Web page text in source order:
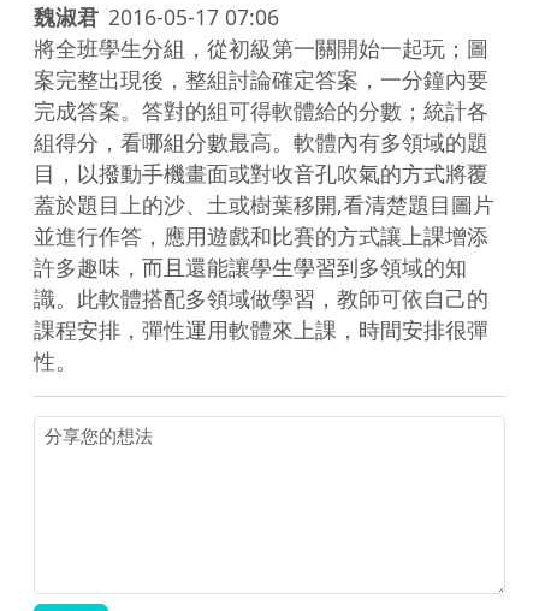
魏淑君 2016-05-17 07:06
將全班學生分組，從初級第一關開始一起玩；圖
案完整出現後，整組討論確定答案，一分鐘內要
完成答案。答對的組可得軟體給的分數；統計各
組得分，看哪組分數最高。軟體內有多領域的題
目，以撥動手機畫面或對收音孔吹氣的方式將覆
蓋於題目上的沙、土或樹葉移開,看清楚題目圖片
並進行作答，應用遊戲和比賽的方式讓上課增添
許多趣味，而且還能讓學生學習到多領域的知
識。此軟體搭配多領域做學習，教師可依自己的
課程安排，彈性運用軟體來上課，時間安排很彈
性。